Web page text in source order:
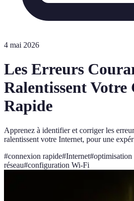
4 mai 2026
Les Erreurs
Ralentissent Votre
Rapide
Apprenez à identifier et corriger les
ralentissent votre Internet, pour une
#connexion rapide#Internet#optimisation
réseau#configuration Wi-Fi